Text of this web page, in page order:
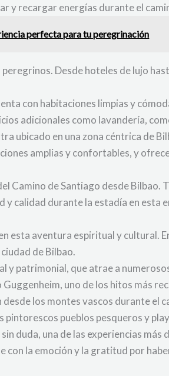
y recargar energías durante el
perfecta para tu peregrinación
Desde hoteles de lujo
con habitaciones limpias y
adicionales como lavandería,
ubicado en una zona céntrica de
amplias y confortables, y
Camino de Santiago desde Bilbao.
y calidad durante la estadía en esta
esta aventura espiritual y cultural.
de Bilbao.
y patrimonial, que atrae a
uno de los hitos más
los montes vascos durante el
pintorescos pueblos pesqueros y
duda, una de las experiencias más
con la emoción y la gratitud por